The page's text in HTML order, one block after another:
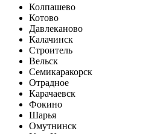
Колпашево
Котово
Давлеканово
Калачинск
Строитель
Вельск
Семикаракорск
Отрадное
Карачаевск
Фокино
Шарья
Омутнинск